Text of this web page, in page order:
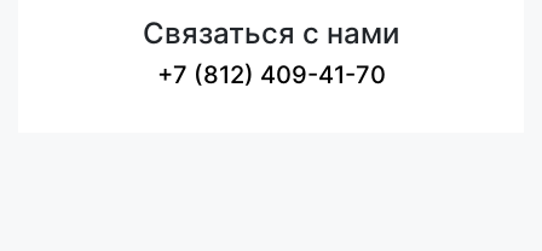
Связаться с нами
+7 (812) 409-41-70